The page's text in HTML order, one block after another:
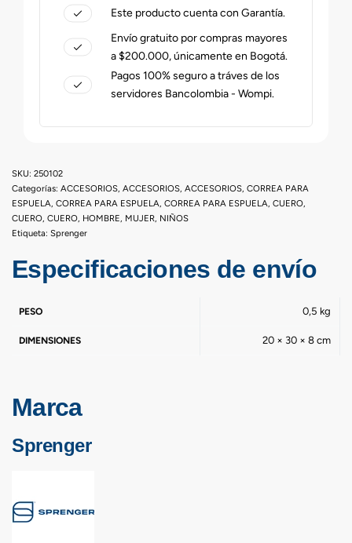
Este producto cuenta con Garantía.
Envío gratuito por compras mayores
a $200.000, únicamente en Bogotá.
Pagos 100% seguro a tráves de los
servidores Bancolombia - Wompi.
250102
Categorías: ACCESORIOS ACCESORIOS ACCESORIOS CORREA PARA
ESPUELA CORREA PARA ESPUELA CORREA PARA ESPUELA CUERO
CUERO CUERO HOMBRE MUJER NIÑOS
Etiqueta: Sprenger
Especificaciones de envío
PESO 0,5 kg
DIMENSIONES 20 × 30 × 8 cm
Marca
Sprenger